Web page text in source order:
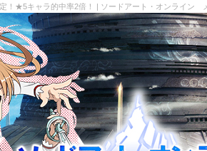
！★5キャラ的中率2倍！ | ソードアート・オンライン